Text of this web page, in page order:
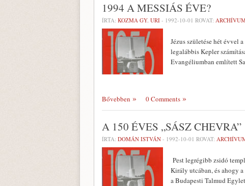
1994 A MESSIÁS ÉVE?
ÍRTA: KOZMA GY. URI - 1992-10-01 ROVAT:
Jézus születése hét
legalábbis Kepler
Evangéliumban említett
Bővebben 0 Comments
A 150 ÉVES „SÁSZ CHEVRA”
ÍRTA: DOMÁN ISTVÁN - 1992-10-01 ROVAT:
Pest legrégibb zsidó
Király utcában, és ahogy
a Budapesti Talmud